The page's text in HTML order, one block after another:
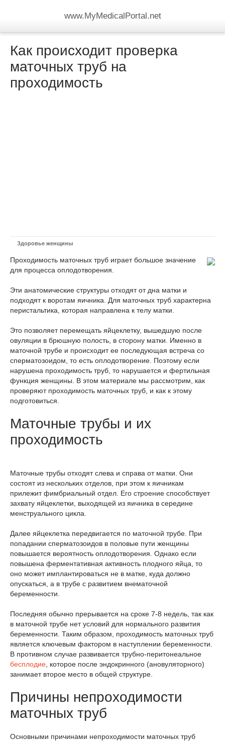
www.MyMedicalPortal.net
Как происходит проверка
маточных труб на
проходимость
Здоровье женщины
Проходимость маточных труб играет большое значение
для процесса оплодотворения.
Эти анатомические структуры отходят от дна матки и
подходят к воротам яичника. Для маточных труб характерна
перистальтика, которая направлена к телу матки.
Это позволяет перемещать яйцеклетку, вышедшую после
овуляции в брюшную полость, в сторону матки. Именно в
маточной трубе и происходит ее последующая встреча со
сперматозоидом, то есть оплодотворение. Поэтому если
нарушена проходимость труб, то нарушается и фертильная
функция женщины. В этом материале мы рассмотрим, как
проверяют проходимость маточных труб, и как к этому
подготовиться.
Маточные трубы и их
проходимость
Маточные трубы отходят слева и справа от матки. Они
состоят из нескольких отделов, при этом к яичникам
прилежит фимбриальный отдел. Его строение способствует
захвату яйцеклетки, выходящей из яичника в середине
менструального цикла.
Далее яйцеклетка передвигается по маточной трубе. При
попадании сперматозоидов в половые пути женщины
повышается вероятность оплодотворения. Однако если
повышена ферментативная активность плодного яйца, то
оно может имплантироваться не в матке, куда должно
опускаться, а в трубе с развитием внематочной
беременности.
Последняя обычно прерывается на сроке 7-8 недель, так как
в маточной трубе нет условий для нормального развития
беременности. Таким образом, проходимость маточных труб
является ключевым фактором в наступлении беременности.
В противном случае развивается трубно-перитонеальное
бесплодие , которое после эндокринного (ановуляторного)
занимает второе место в общей структуре.
Причины непроходимости
маточных труб
Основными причинами непроходимости маточных труб